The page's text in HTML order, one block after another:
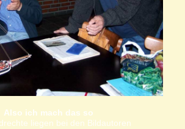
Also ich mach das so
liegen bei den Bildautoren